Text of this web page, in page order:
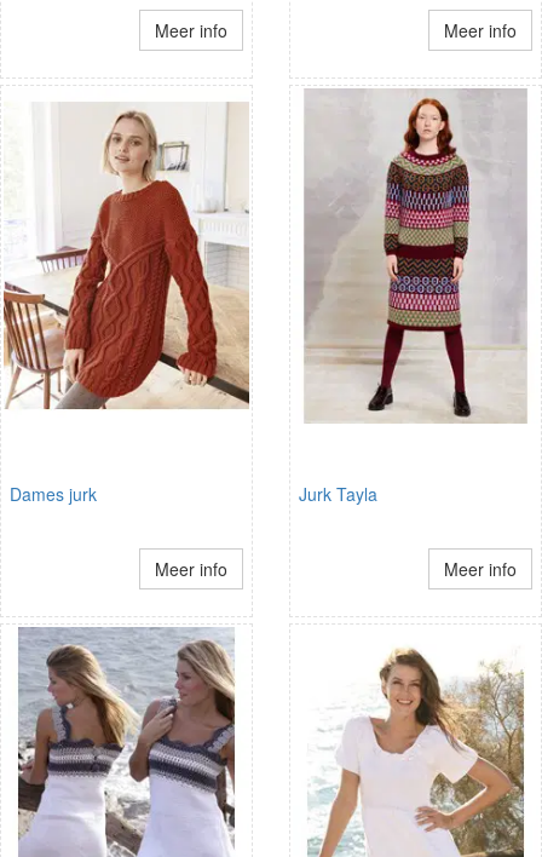
Meer info Meer info
Dames jurk
Meer info
Jurk Tayla
Meer info